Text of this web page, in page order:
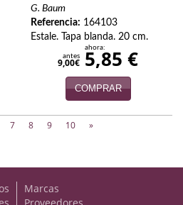
G. Baum
Referencia: 164103
Estale. Tapa blanda. 20 cm.
antes
9,00€
ahora:
5,85 €
COMPRAR
7 8 9 10 »
Marcas